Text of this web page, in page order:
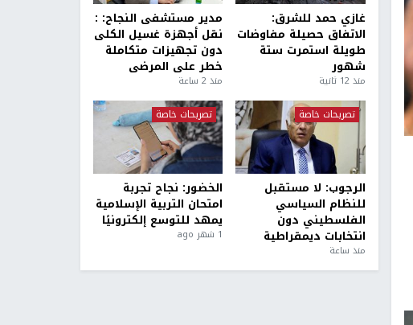
غازي حمد للشرق:
الاتفاق حصيلة مفاوضات
طويلة استمرت ستة
شهور
منذ 12 ثانية
مدير مستشفى النجاح: :
نقل أجهزة غسيل الكلى
دون تجهيزات متكاملة
خطر على المرضى
منذ 2 ساعة
تصريحات خاصة
الرجوب: لا مستقبل
للنظام السياسي
الفلسطيني دون
انتخابات ديمقراطية
منذ ساعة
تصريحات خاصة
الخضور: نجاح تجربة
امتحان التربية الإسلامية
يمهد للتوسع إلكترونيًا
1 شهر ago